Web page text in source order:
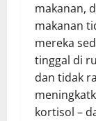
makanan,
makanan
mereka
tinggal di
dan tidak
kortisol –